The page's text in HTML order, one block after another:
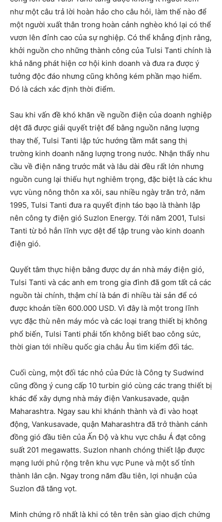
như một câu trả lời hoàn hảo cho câu hỏi, làm thế nào để
một người xuất thân trong hoàn cảnh nghèo khó lại có thể
vươn lên đỉnh cao của sự nghiệp. Có thể khẳng định rằng,
khởi nguồn cho những thành công của Tulsi Tanti chính là
khả năng phát hiện cơ hội kinh doanh và đưa ra được ý
tưởng độc đáo nhưng cũng không kém phần mạo hiểm.
Đó là cách xác định thời điểm.
Sau khi vấn đề khó khăn về nguồn điện của doanh nghiệp
dệt đã được giải quyết triệt để bằng nguồn năng lượng
thay thế, Tulsi Tanti lập tức hướng tầm mắt sang thị
trường kinh doanh năng lượng trong nước. Nhận thấy nhu
cầu về điện năng trước mắt và lâu dài đều rất lớn nhưng
nguồn cung lại thiếu hụt nghiêm trọng, đặc biệt là các khu
vực vùng nông thôn xa xôi, sau nhiều ngày trăn trở, năm
1995, Tulsi Tanti đưa ra quyết định táo bạo là thành lập
nên công ty điện gió Suzlon Energy. Tới năm 2001, Tulsi
Tanti từ bỏ hẳn lĩnh vực dệt để tập trung vào kinh doanh
điện gió.
Quyết tâm thực hiện bằng được dự án nhà máy điện gió,
Tulsi Tanti và các anh em trong gia đình đã gom tất cả các
nguồn tài chính, thậm chí là bán đi nhiều tài sản để có
được khoản tiền 600.000 USD. Vì đây là một trong lĩnh
vực đặc thù nên máy móc và các loại trang thiết bị không
phổ biến, Tulsi Tanti phải tốn không biết bao công sức,
thời gian tới nhiều quốc gia châu Âu tìm kiếm đối tác.
Cuối cùng, một đối tác nhỏ của Đức là Công ty Sudwind
cũng đồng ý cung cấp 10 turbin gió cùng các trang thiết bị
khác để xây dựng nhà máy điện Vankusavade, quận
Maharashtra. Ngay sau khi khánh thành và đi vào hoạt
động, Vankusavade, quận Maharashtra đã trở thành cánh
đồng gió đầu tiên của Ấn Độ và khu vực châu Á đạt công
suất 201 megawatts. Suzlon nhanh chóng thiết lập được
mạng lưới phủ rộng trên khu vực Pune và một số tỉnh
thành lân cận. Ngay trong năm đầu tiên, lợi nhuận của
Suzlon đã tăng vọt.
Minh chứng rõ nhất là khi có tên trên sàn giao dịch chứng